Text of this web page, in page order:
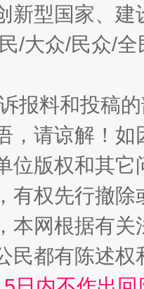
如何以
新型国家、
/大众/民众/
报料和投稿
，请谅解！
位版权和其它
有权先行撤
本网根据有
民都有陈述